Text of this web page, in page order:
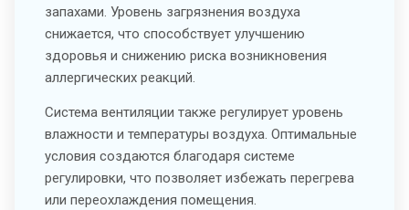
запахами. Уровень загрязнения воздуха
снижается, что способствует улучшению
здоровья и снижению риска возникновения
аллергических реакций.
Система вентиляции также регулирует уровень
влажности и температуры воздуха. Оптимальные
условия создаются благодаря системе
регулировки, что позволяет избежать перегрева
или переохлаждения помещения.